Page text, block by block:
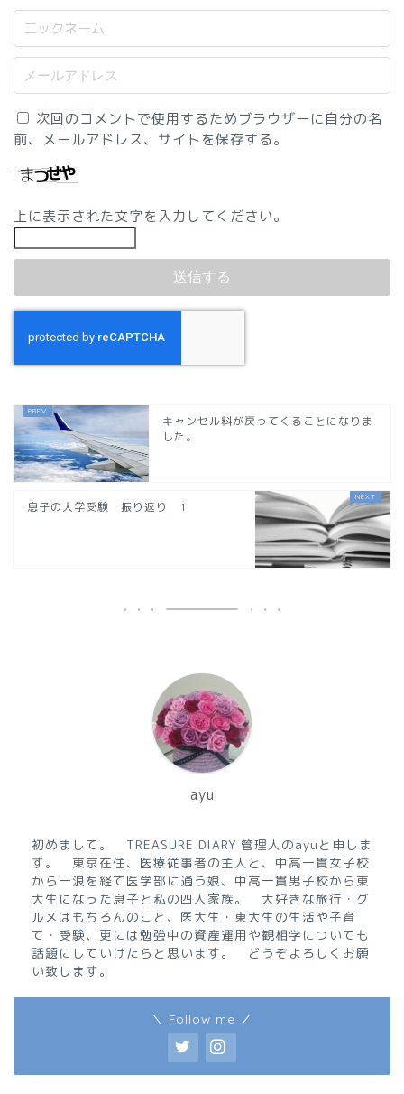
次回のコメントで使用するためブラウザーに自分の名
前、メールアドレス、サイトを保存する。
上に表示された文字を入力してください。
キャンセル料が戻ってくることになりま
した。
息子の大学受験 振り返り 1
ayu
初めまして。 TREASURE DIARY 管理人のayuと申しま
す。 東京在住、医療従事者の主人と、中高一貫女子校
から一浪を経て医学部に通う娘、中高一貫男子校から東
大生になった息子と私の四人家族。 大好きな旅行・グ
ルメはもちろんのこと、医大生・東大生の生活や子育
て・受験、更には勉強中の資産運用や観相学についても
話題にしていけたらと思います。 どうぞよろしくお願
い致します。
＼ Follow me ／